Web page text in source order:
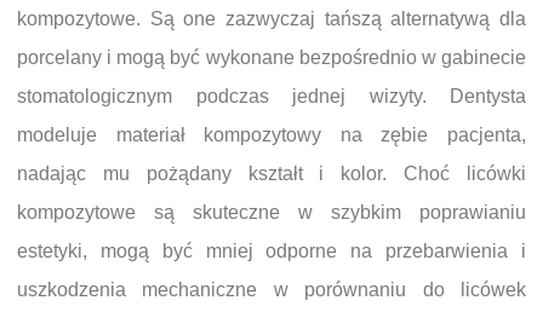
kompozytowe. Są one zazwyczaj tańszą alternatywą dla
porcelany i mogą być wykonane bezpośrednio w gabinecie
stomatologicznym podczas jednej wizyty. Dentysta
modeluje materiał kompozytowy na zębie pacjenta,
nadając mu pożądany kształt i kolor. Choć licówki
kompozytowe są skuteczne w szybkim poprawianiu
estetyki, mogą być mniej odporne na przebarwienia i
uszkodzenia mechaniczne w porównaniu do licówek